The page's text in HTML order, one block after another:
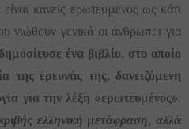
κανείς ερωτευμένος ως κάτι
νιώθουν γενικά οι άνθρωποι για
ένα βιβλίο, στο οποίο
της έρευνάς της, δανειζόμενη
για την λέξη «ερωτευμένος»:
ελληνική μετάφραση, αλλά